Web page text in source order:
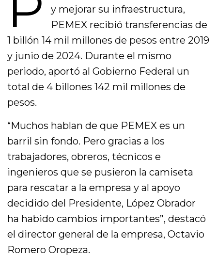
y mejorar su infraestructura,
PEMEX recibió transferencias de
1 billón 14 mil millones de pesos entre 2019
y junio de 2024. Durante el mismo
periodo, aportó al Gobierno Federal un
total de 4 billones 142 mil millones de
pesos.
“Muchos hablan de que PEMEX es un
barril sin fondo. Pero gracias a los
trabajadores, obreros, técnicos e
ingenieros que se pusieron la camiseta
para rescatar a la empresa y al apoyo
decidido del Presidente, López Obrador
ha habido cambios importantes”, destacó
el director general de la empresa, Octavio
Romero Oropeza.